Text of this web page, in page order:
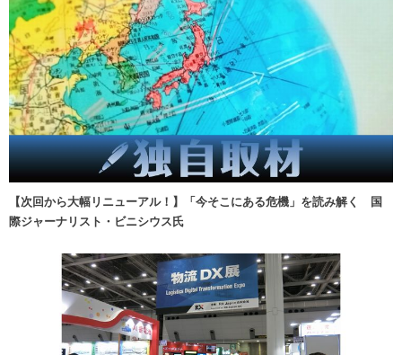
【次回から大幅リニューアル！】「今そこにある危機」を読み解く 国
際ジャーナリスト・ビニシウス氏